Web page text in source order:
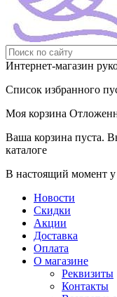
Интернет-магазин
Список избранного
Моя корзина
Ваша корзина пуста.
каталоге
В настоящий момент у
Новости
Скидки
Акции
Доставка
Оплата
О магазине
Реквизиты
Контакты